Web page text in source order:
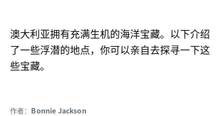
澳大利亚拥有充满生机的海洋宝藏。以下介绍
了一些浮潜的地点，你可以亲自去探寻一下这
些宝藏。
作者： Bonnie Jackson